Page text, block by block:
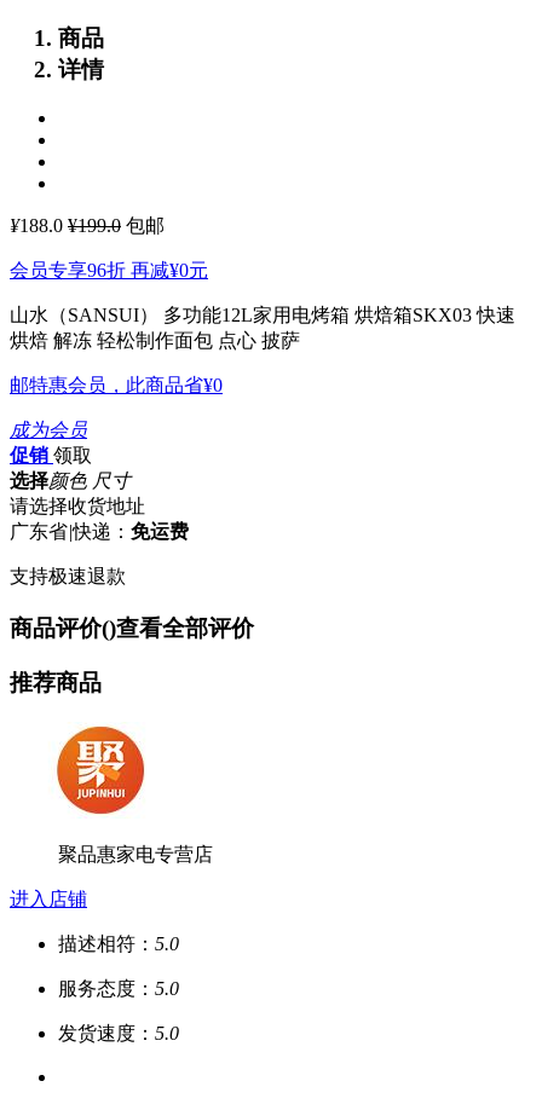
商品
详情
¥188.0 ¥199.0 包邮
会员专享96折 再减¥0元
山水（SANSUI） 多功能12L家用电烤箱 烘焙箱SKX03 快速
烘焙 解冻 轻松制作面包 点心 披萨
邮特惠会员，此商品省¥0
成为会员
促销 领取
选择颜色 尺寸
请选择收货地址
广东省|快递： 免运费
支持极速退款
商品评价()查看全部评价
推荐商品
聚品惠家电专营店
进入店铺
描述相符： 5.0
服务态度： 5.0
发货速度： 5.0